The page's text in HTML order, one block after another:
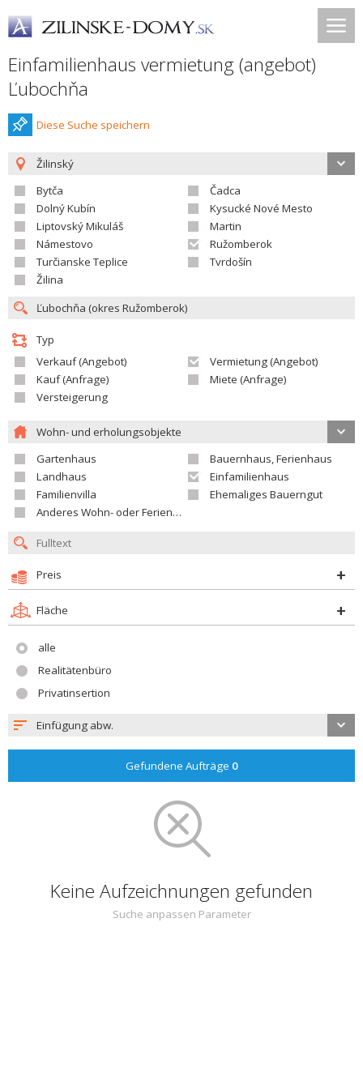
Einfamilienhaus vermietung (angebot)
Ľubochňa
Diese Suche speichern
Žilinský
Bytča
Čadca
Dolný Kubín
Kysucké Nové Mesto
Liptovský Mikuláš
Martin
Námestovo
Ružomberok
Turčianske Teplice
Tvrdošín
Žilina
Typ
Verkauf (Angebot)
Vermietung (Angebot)
Kauf (Anfrage)
Miete (Anfrage)
Versteigerung
Wohn- und erholungsobjekte
Gartenhaus
Bauernhaus, Ferienhaus
Landhaus
Einfamilienhaus
Familienvilla
Ehemaliges Bauerngut
Anderes Wohn- oder Ferienobjekt
Preis
Fläche
alle
Realitätenbüro
Privatinsertion
Einfügung abw.
Gefundene Aufträge 0
Keine Aufzeichnungen gefunden
Suche anpassen Parameter